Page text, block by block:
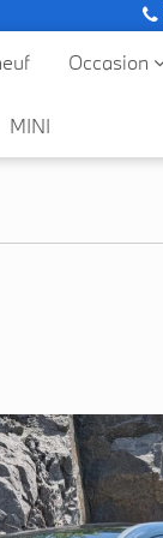
Occasion
MINI